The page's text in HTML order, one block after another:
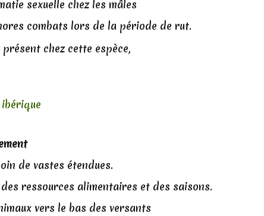
sexuelle chez les mâles
combats lors de la période de rut.
présent chez cette espèce,
de vastes étendues.
ressources alimentaires et des saisons.
vers le bas des versants